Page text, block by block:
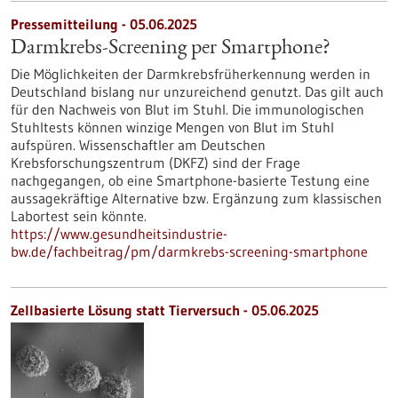
Pressemitteilung - 05.06.2025
Darmkrebs-Screening per Smartphone?
Die Möglichkeiten der Darmkrebsfrüherkennung werden in
Deutschland bislang nur unzureichend genutzt. Das gilt auch
für den Nachweis von Blut im Stuhl. Die immunologischen
Stuhltests können winzige Mengen von Blut im Stuhl
aufspüren. Wissenschaftler am Deutschen
Krebsforschungszentrum (DKFZ) sind der Frage
nachgegangen, ob eine Smartphone-basierte Testung eine
aussagekräftige Alternative bzw. Ergänzung zum klassischen
Labortest sein könnte.
https://www.gesundheitsindustrie-
bw.de/fachbeitrag/pm/darmkrebs-screening-smartphone
Zellbasierte Lösung statt Tierversuch - 05.06.2025